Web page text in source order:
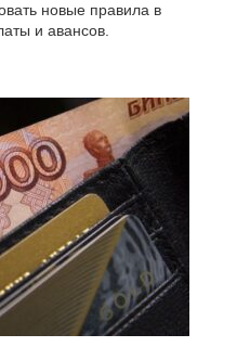
новые правила в
и авансов.